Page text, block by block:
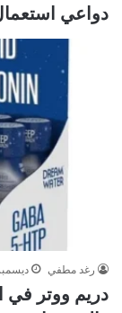
دواعي استعمال اندرال 10
رغد مطفي ديسمبر 3, 2023
دريم ووتر في